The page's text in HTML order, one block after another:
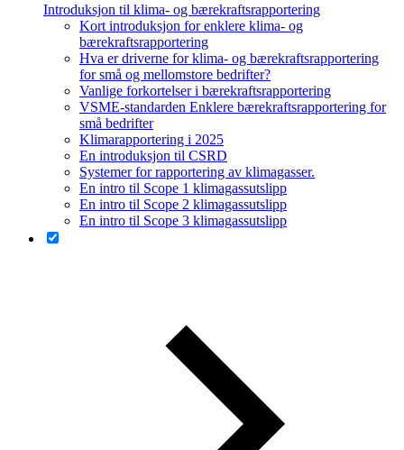
Introduksjon til klima- og bærekraftsrapportering
Kort introduksjon for enklere klima- og
bærekraftsrapportering
Hva er driverne for klima- og bærekraftsrapportering
for små og mellomstore bedrifter?
Vanlige forkortelser i bærekraftsrapportering
VSME-standarden Enklere bærekraftsrapportering for
små bedrifter
Klimarapportering i 2025
En introduksjon til CSRD
Systemer for rapportering av klimagasser.
En intro til Scope 1 klimagassutslipp
En intro til Scope 2 klimagassutslipp
En intro til Scope 3 klimagassutslipp